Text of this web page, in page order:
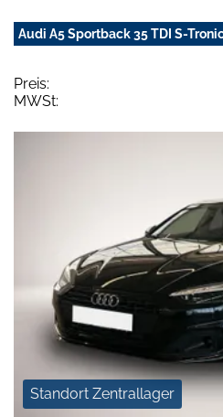
Audi A5 Sportback 35 TDI S-
Preis:
MWSt:
Standort Zentrallager